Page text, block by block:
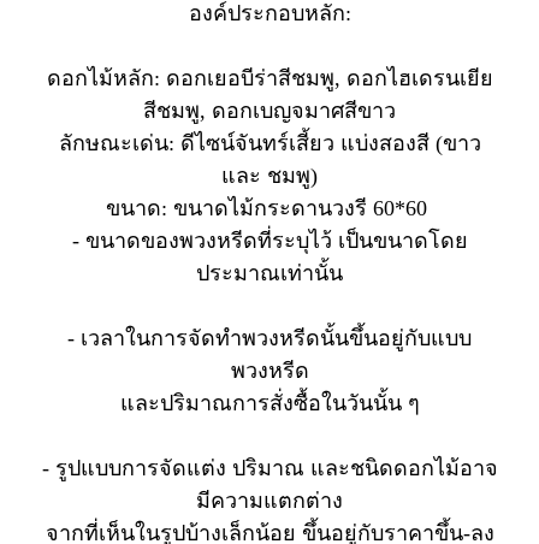
องค์ประกอบหลัก:
ดอกไม้หลัก: ดอกเยอบีร่าสีชมพู, ดอกไฮเดรนเยีย
สีชมพู, ดอกเบญจมาศสีขาว
ลักษณะเด่น: ดีไซน์จันทร์เสี้ยว แบ่งสองสี (ขาว
และ ชมพู)
ขนาด: ขนาดไม้กระดานวงรี 60*60
- ขนาดของพวงหรีดที่ระบุไว้ เป็นขนาดโดย
ประมาณเท่านั้น
- เวลาในการจัดทำพวงหรีดนั้นขึ้นอยู่กับแบบ
พวงหรีด
และปริมาณการสั่งซื้อในวันนั้น ๆ
- รูปแบบการจัดแต่ง ปริมาณ และชนิดดอกไม้อาจ
มีความแตกต่าง
จากที่เห็นในรูปบ้างเล็กน้อย ขึ้นอยู่กับราคาขึ้น-ลง